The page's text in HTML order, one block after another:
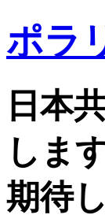
ポラ
日本
しま
期待